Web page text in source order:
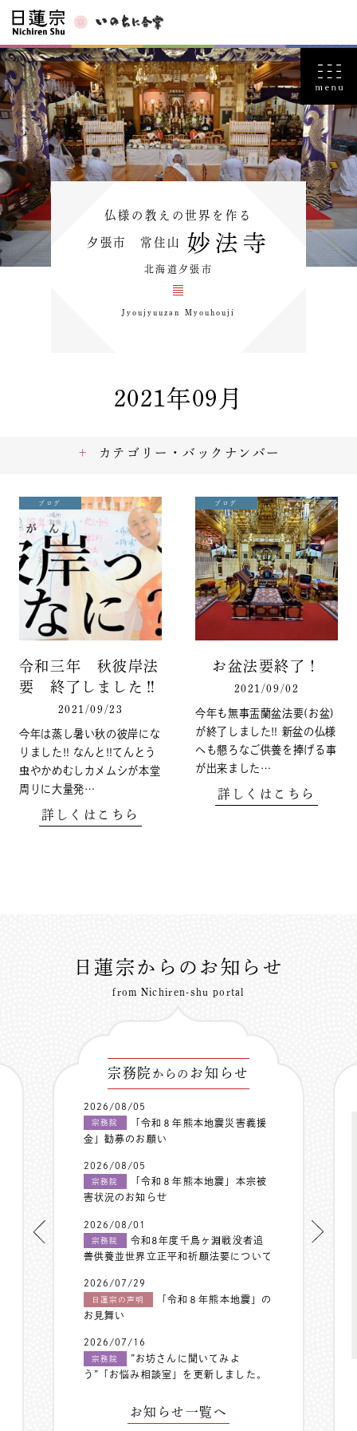
仏様の教えの世界を作る
夕張市 常住山 妙法寺
北海道夕張市
Jyoujyuuzan Myouhouji
2021年09月
ブログ
令和三年 秋彼岸法
要 終了しました‼️
2021/09/23
今年は蒸し暑い秋の彼岸にな
りました‼️ なんと‼️てんとう
虫やかめむしカメムシが本堂
周りに大量発…
詳しくはこちら
ブログ
お盆法要終了！
2021/09/02
今年も無事盂蘭盆法要(お盆)
が終了しました‼️ 新盆の仏様
へも懇ろなご供養を捧げる事
が出来ました…
詳しくはこちら
カテゴリー・バックナンバー
日蓮宗からのお知らせ
from Nichiren-shu portal
宗務院 からの お知らせ
2026/08/05
宗務院
「令和８年熊本地震災害義援
金」勧募のお願い
2026/08/05
宗務院
「令和８年熊本地震」本宗被
害状況のお知らせ
2026/08/01
宗務院
令和8年度千鳥ヶ淵戦没者追
善供養並世界立正平和祈願法要について
2026/07/29
日蓮宗の声明
「令和８年熊本地震」の
お見舞い
2026/07/16
宗務院
”お坊さんに聞いてみよ
う”「お悩み相談室」を更新しました。
お知らせ一覧へ